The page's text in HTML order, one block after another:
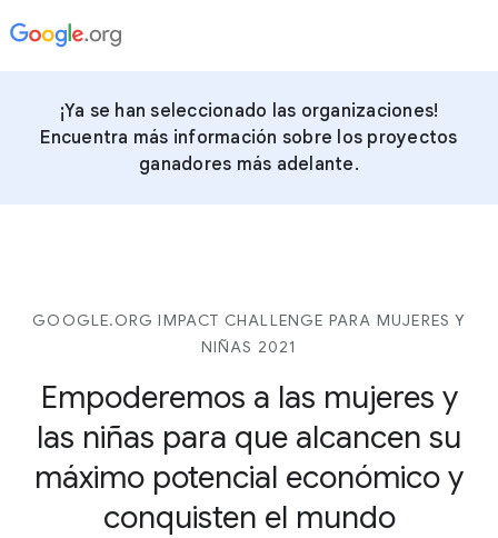
¡Ya se han seleccionado las organizaciones!
Encuentra más información sobre los proyectos
ganadores más adelante.
GOOGLE.ORG IMPACT CHALLENGE PARA MUJERES Y
NIÑAS 2021
Empoderemos a las mujeres y
las niñas para que alcancen su
máximo potencial económico y
conquisten el mundo